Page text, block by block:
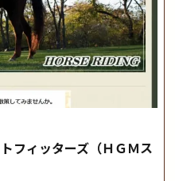
フィッターズ（ＨＧＭス